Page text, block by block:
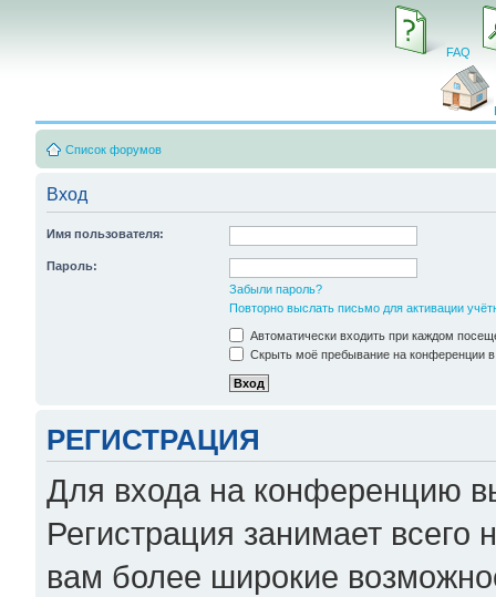
FAQ
Список форумов
Вход
Имя пользователя:
Пароль:
Забыли пароль?
Повторно выслать письмо для активации
Автоматически входить при каждом
Скрыть моё пребывание на конференции в
РЕГИСТРАЦИЯ
Для входа на конференцию
Регистрация занимает всего
вам более широкие